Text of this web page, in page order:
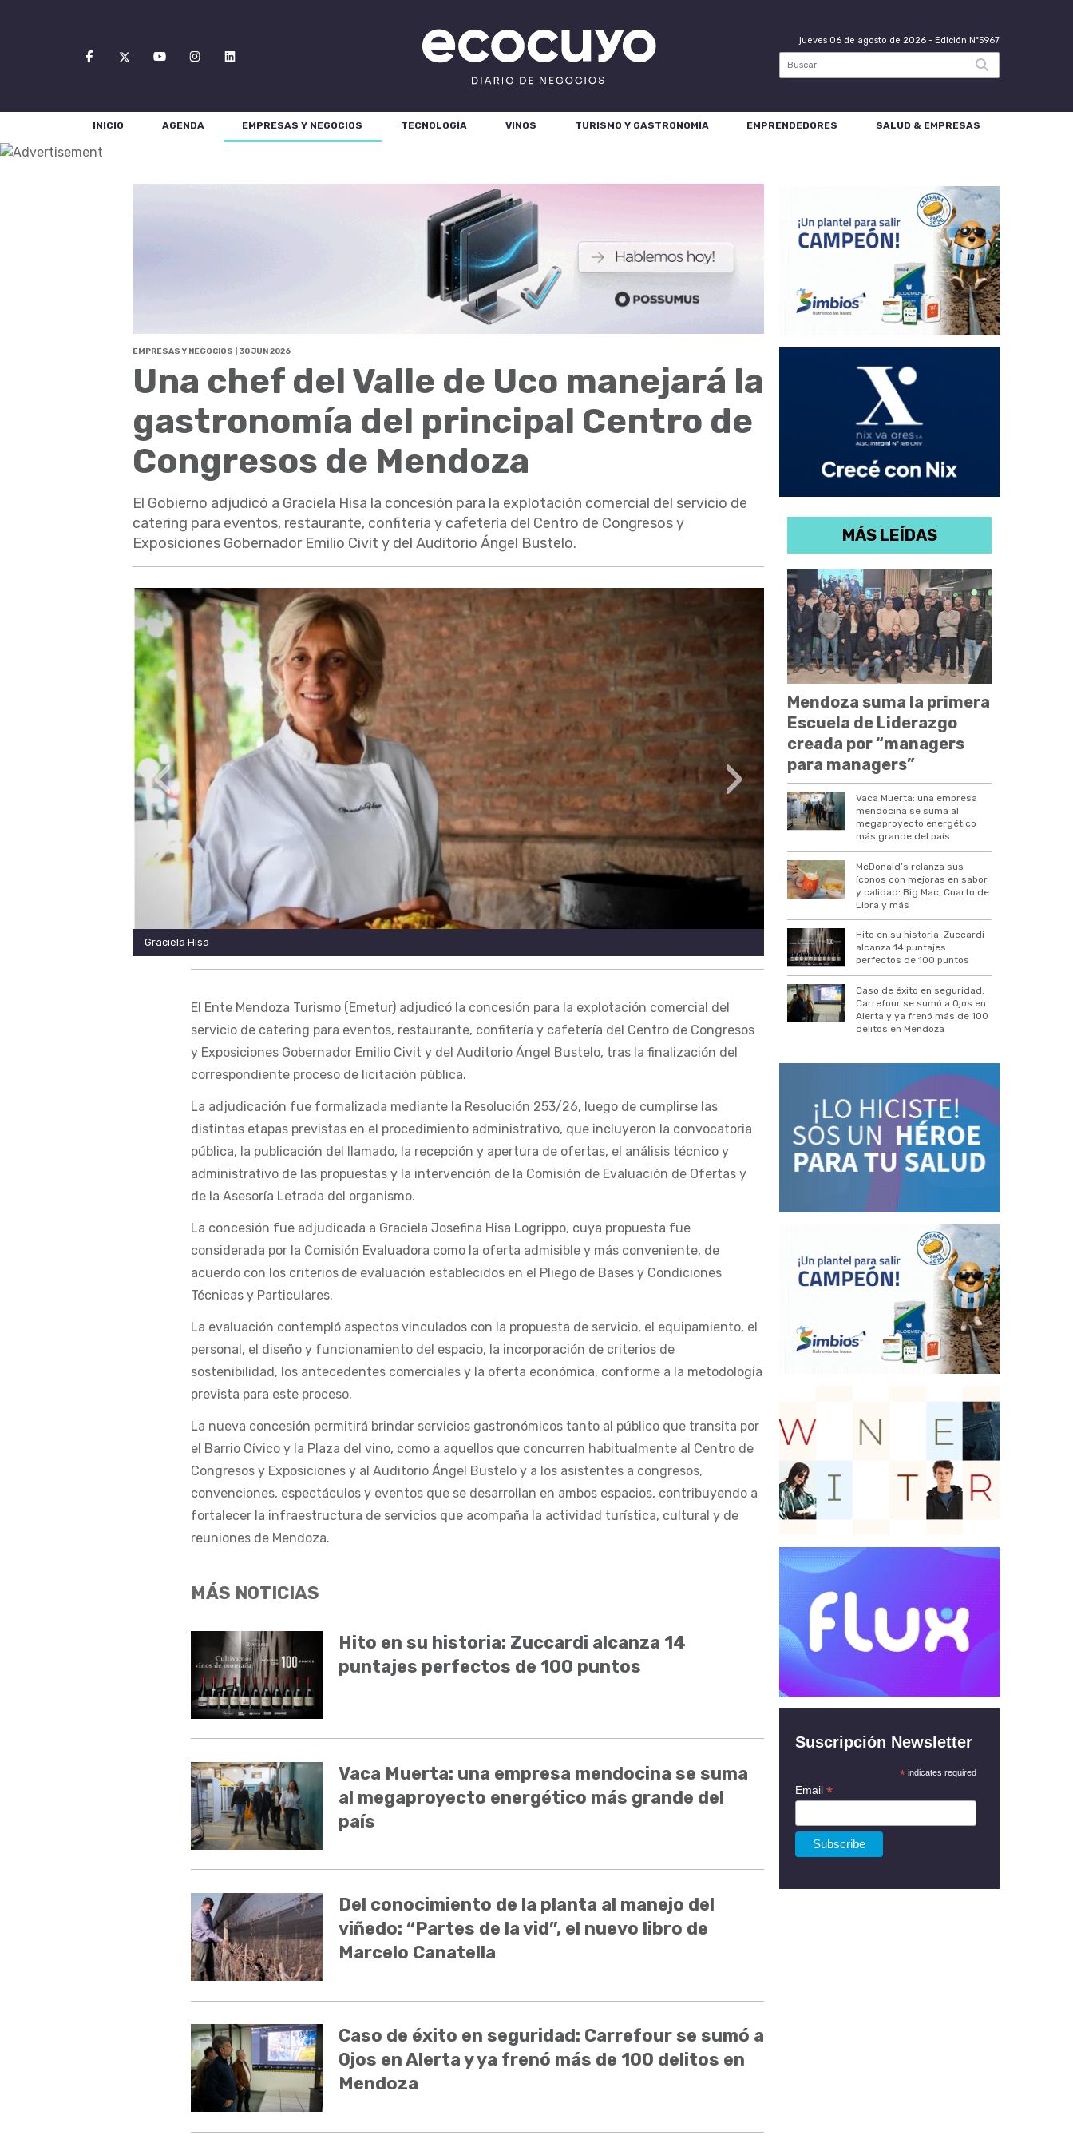
jueves 06 de agosto de 2026 - Edición Nº5967
INICIO AGENDA EMPRESAS Y NEGOCIOS TECNOLOGÍA VINOS TURISMO Y GASTRONOMÍA EMPRENDEDORES SALUD & EMPRESAS
EMPRESAS Y NEGOCIOS | 30 JUN 2026
Una chef del Valle de Uco manejará la
gastronomía del principal Centro de
Congresos de Mendoza
El Gobierno adjudicó a Graciela Hisa la concesión para la explotación comercial del servicio de
catering para eventos, restaurante, confitería y cafetería del Centro de Congresos y
Exposiciones Gobernador Emilio Civit y del Auditorio Ángel Bustelo.
Graciela Hisa
‹ ›
El Ente Mendoza Turismo (Emetur) adjudicó la concesión para la explotación comercial del
servicio de catering para eventos, restaurante, confitería y cafetería del Centro de Congresos
y Exposiciones Gobernador Emilio Civit y del Auditorio Ángel Bustelo, tras la finalización del
correspondiente proceso de licitación pública.
La adjudicación fue formalizada mediante la Resolución 253/26, luego de cumplirse las
distintas etapas previstas en el procedimiento administrativo, que incluyeron la convocatoria
pública, la publicación del llamado, la recepción y apertura de ofertas, el análisis técnico y
administrativo de las propuestas y la intervención de la Comisión de Evaluación de Ofertas y
de la Asesoría Letrada del organismo.
La concesión fue adjudicada a Graciela Josefina Hisa Logrippo, cuya propuesta fue
considerada por la Comisión Evaluadora como la oferta admisible y más conveniente, de
acuerdo con los criterios de evaluación establecidos en el Pliego de Bases y Condiciones
Técnicas y Particulares.
La evaluación contempló aspectos vinculados con la propuesta de servicio, el equipamiento, el
personal, el diseño y funcionamiento del espacio, la incorporación de criterios de
sostenibilidad, los antecedentes comerciales y la oferta económica, conforme a la metodología
prevista para este proceso.
La nueva concesión permitirá brindar servicios gastronómicos tanto al público que transita por
el Barrio Cívico y la Plaza del vino, como a aquellos que concurren habitualmente al Centro de
Congresos y Exposiciones y al Auditorio Ángel Bustelo y a los asistentes a congresos,
convenciones, espectáculos y eventos que se desarrollan en ambos espacios, contribuyendo a
fortalecer la infraestructura de servicios que acompaña la actividad turística, cultural y de
reuniones de Mendoza.
MÁS NOTICIAS
Hito en su historia: Zuccardi alcanza 14
puntajes perfectos de 100 puntos
Vaca Muerta: una empresa mendocina se suma
al megaproyecto energético más grande del
país
Del conocimiento de la planta al manejo del
viñedo: “Partes de la vid”, el nuevo libro de
Marcelo Canatella
Caso de éxito en seguridad: Carrefour se sumó a
Ojos en Alerta y ya frenó más de 100 delitos en
Mendoza
MÁS LEÍDAS
Mendoza suma la primera
Escuela de Liderazgo
creada por “managers
para managers”
Vaca Muerta: una empresa
mendocina se suma al
megaproyecto energético
más grande del país
McDonald’s relanza sus
íconos con mejoras en sabor
y calidad: Big Mac, Cuarto de
Libra y más
Hito en su historia: Zuccardi
alcanza 14 puntajes
perfectos de 100 puntos
Caso de éxito en seguridad:
Carrefour se sumó a Ojos en
Alerta y ya frenó más de 100
delitos en Mendoza
Suscripción Newsletter
*indicates required
Email*